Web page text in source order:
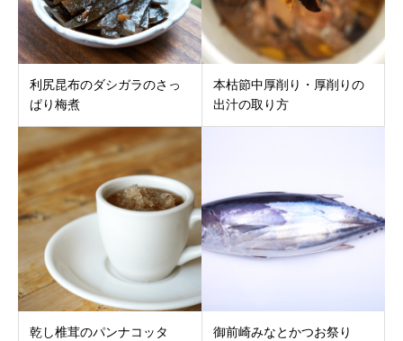
利尻昆布のダシガラのさっ
ぱり梅煮
本枯節中厚削り・厚削りの
出汁の取り方
乾し椎茸のパンナコッタ
御前崎みなとかつお祭り